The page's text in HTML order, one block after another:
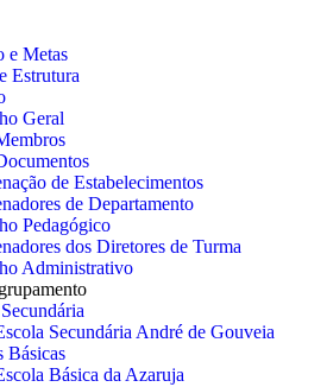
e Metas
Estrutura
Geral
de Estabelecimentos
de Departamento
Pedagógico
dos Diretores de Turma
Administrativo
Secundária André de Gouveia
Básicas
Básica da Azaruja